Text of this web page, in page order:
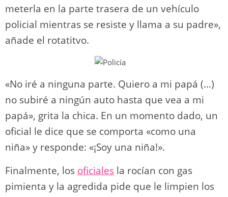
meterla en la parte trasera de un vehículo
policial mientras se resiste y llama a su padre»,
añade el rotatitvo.
«No iré a ninguna parte. Quiero a mi papá (…)
no subiré a ningún auto hasta que vea a mi
papá», grita la chica. En un momento dado, un
oficial le dice que se comporta «como una
niña» y responde: «¡Soy una niña!».
Finalmente, los oficiales la rocían con gas
pimienta y la agredida pide que le limpien los